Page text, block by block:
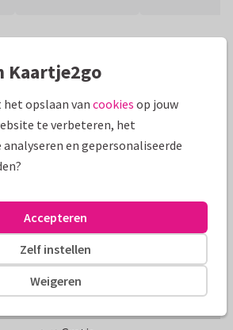
paasfeest met deze paaskaart
op de achtergrond.
naar wens aan te passen
14 x 14 cm 21 x 21 cm
Kaartje2go
het opslaan van cookies op jouw
te verbeteren, het
en gepersonaliseerde
Weigeren
Zelf instellen
Accepteren